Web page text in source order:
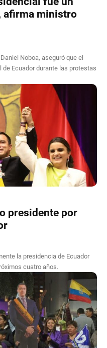
afirma ministro
Noboa, aseguró que el
Ecuador durante las protestas
presidente por
la presidencia de Ecuador
cuatro años.